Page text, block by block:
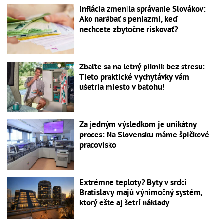
Inflácia zmenila správanie Slovákov:
Ako narábať s peniazmi, keď
nechcete zbytočne riskovať?
Zbaľte sa na letný piknik bez stresu:
Tieto praktické vychytávky vám
ušetria miesto v batohu!
Za jedným výsledkom je unikátny
proces: Na Slovensku máme špičkové
pracovisko
Extrémne teploty? Byty v srdci
Bratislavy majú výnimočný systém,
ktorý ešte aj šetrí náklady